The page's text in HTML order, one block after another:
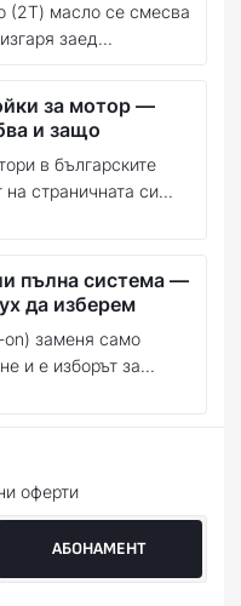
(2T) масло се смесва
заед...
за мотор —
и защо
в българските
на страничната си...
пълна система —
да изберем
заменя само
и е изборът за...
оферти
АБОНАМЕНТ